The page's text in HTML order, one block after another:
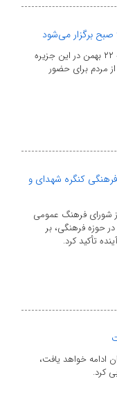
بخشدار ویژه خارگ از برگزاری راهپیمایی یوم‌الله ۲۲ بهمن در این جزیره
از مردم برای حضور
کنگره شهدای و
شورای فرهنگ عمومی
حوزه فرهنگی، بر
تأکید کرد.
ادامه خواهد یافت،
کرد.